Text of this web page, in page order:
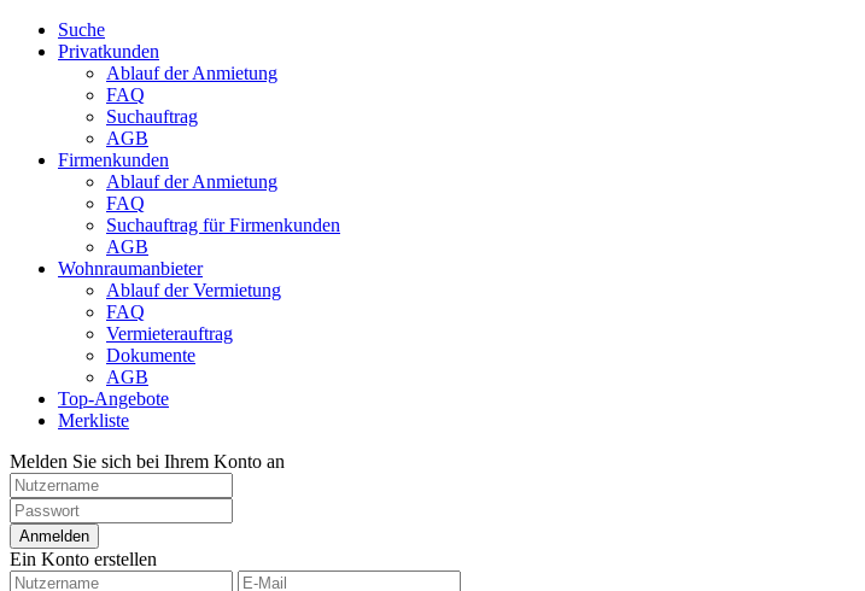
Suche
Privatkunden
Ablauf der Anmietung
FAQ
Suchauftrag
AGB
Firmenkunden
Ablauf der Anmietung
FAQ
Suchauftrag für Firmenkunden
AGB
Wohnraumanbieter
Ablauf der Vermietung
FAQ
Vermieterauftrag
Dokumente
AGB
Top-Angebote
Merkliste
Melden Sie sich bei Ihrem Konto an
Anmelden
Ein Konto erstellen